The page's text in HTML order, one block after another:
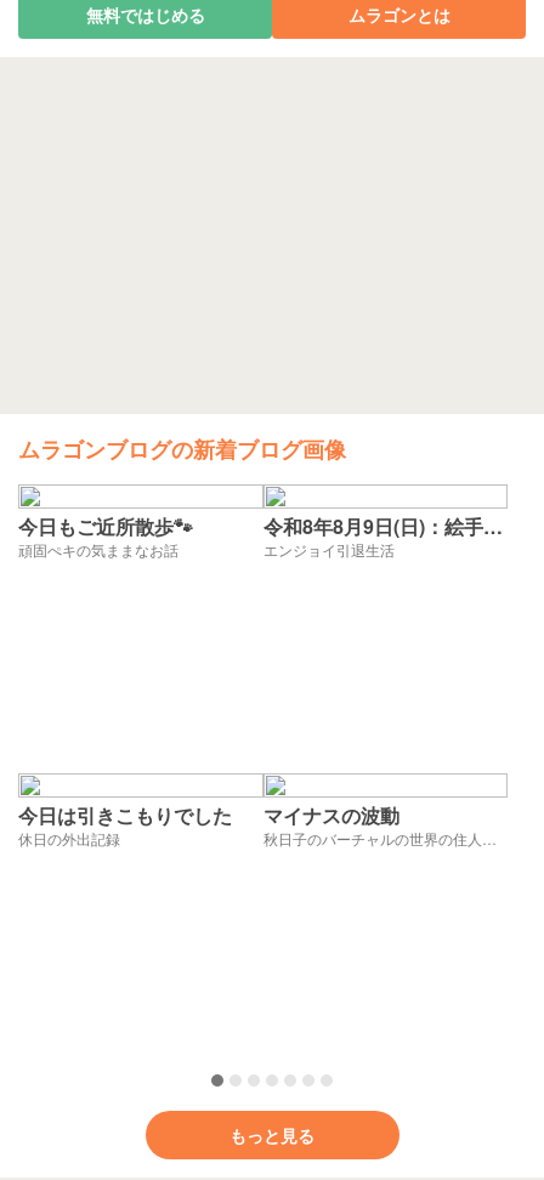
無料ではじめる ムラゴンとは
ムラゴンブログの新着ブログ画像
今日もご近所散歩🐾
頑固ぺキの気ままなお話
令和8年8月9日(日)：絵手紙
保存ホルダーゲット
エンジョイ引退生活
今日は引きこもりでした
休日の外出記録
マイナスの波動
もっと見る